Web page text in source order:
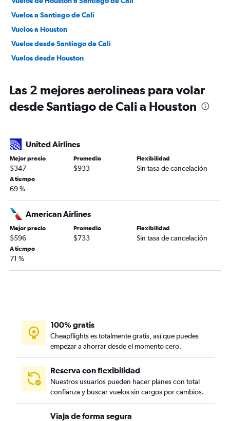
Vuelos a Santiago de Cali
Vuelos a Houston
Vuelos desde Santiago de Cali
Vuelos desde Houston
Las 2 mejores aerolíneas para volar
desde Santiago de Cali a Houston
United Airlines
Mejor precio
$347
Promedio
$933
Flexibilidad
Sin tasa de cancelación
A tiempo
69 %
American Airlines
Mejor precio
$596
Promedio
$733
Flexibilidad
Sin tasa de cancelación
A tiempo
71 %
100% gratis
Cheapflights es totalmente gratis, así que puedes
empezar a ahorrar desde el momento cero.
Reserva con flexibilidad
Nuestros usuarios pueden hacer planes con total
confianza y buscar vuelos sin cargos por cambios.
Viaja de forma segura